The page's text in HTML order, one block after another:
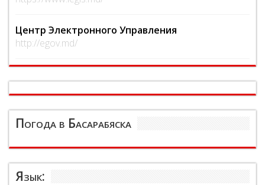
Центр Электронного Управления
http://egov.md/
Погода в Басарабяска
Язык: